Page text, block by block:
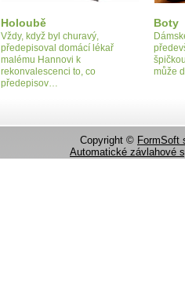
Holoubě
Vždy, když byl churavý,
předepisoval domácí lékař
malému Hannovi k
rekonvalescenci to, co
předepisov…
Boty
může
Copyright © FormSoft
Automatické závlahové